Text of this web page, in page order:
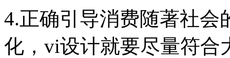
4.正确引导消费随著社会
化，vi设计就要尽量符合